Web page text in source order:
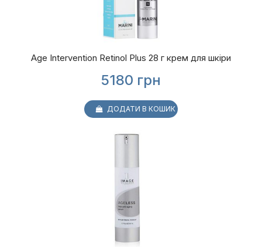
ДОДАТИ В КОШИК
Age Intervention Retinol Plus 28 г крем для шкіри
5180 грн